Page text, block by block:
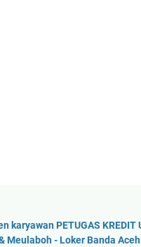
karyawan PETUGAS KREDIT
Meulaboh - Loker Banda